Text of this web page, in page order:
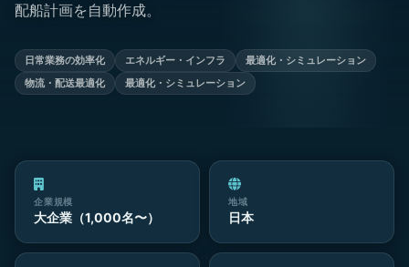
配船計画を自動作成。
日常業務の効率化 エネルギー・インフラ
最適化・シミュレーション
物流・配送最適化
最適化・シミュレーション
企業規模
大企業（1,000名〜）
地域
日本